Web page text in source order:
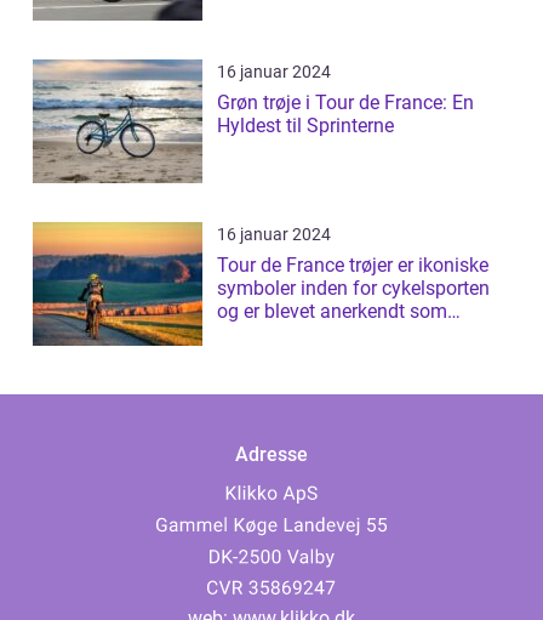
16 januar 2024
Grøn trøje i Tour de France: En
Hyldest til Sprinterne
16 januar 2024
Tour de France trøjer er ikoniske
symboler inden for cykelsporten
og er blevet anerkendt som
Adresse